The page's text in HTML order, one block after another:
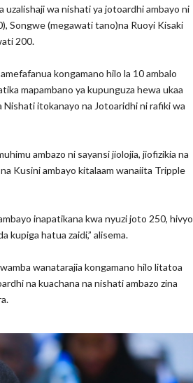
uzalishaji wa nishati ya jotoardhi ambayo ni
Songwe (megawati tano)na Ruoyi Kisaki
200.
kongamano hilo la 10 ambalo
mapambano ya kupunguza hewa ukaa
Nishati itokanayo na Jotoaridhi ni rafiki wa
ambazo ni sayansi jiolojia, jiofizikia na
Kusini ambayo kitalaam wanaiita Tripple
inapatikana kwa nyuzi joto 250, hivyo
kupiga hatua zaidi,” alisema.
wanatarajia kongamano hilo litatoa
na kuachana na nishati ambazo zina